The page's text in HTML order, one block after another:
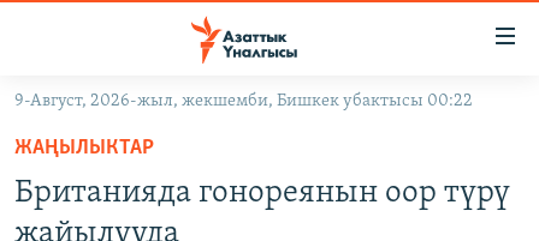
Навигацияга
өтүңүз
Издөөгө
салыңыз
ДҮЙНӨ
9-Август, 2026-жыл, жекшемби, Бишкек убактысы 00:22
ЖАҢЫЛЫКТАР
Британияда гонореянын оор түрү
жайылууда